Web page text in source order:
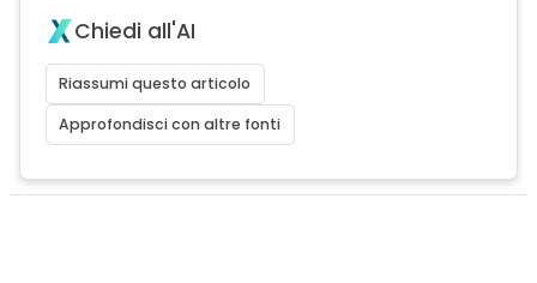
Chiedi all'AI
Riassumi questo articolo
Approfondisci con altre fonti